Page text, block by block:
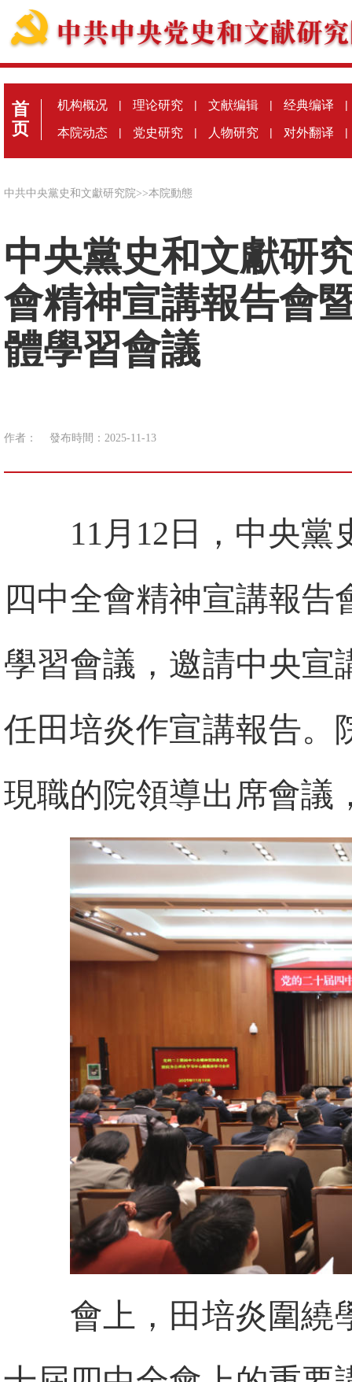
首
页
机构概况 | 理论研究 | 文献编辑 | 经典编译 |
本院动态 | 党史研究 | 人物研究 | 对外翻译 |
中共中央黨史和文獻研究院>>本院動態
中央黨史和文獻研
會精神宣講報告會
體學習會議
作者： 發布時間：2025-11-13
11月12日，中央
四中全會精神宣講報
學習會議，邀請中央宣
任田培炎作宣講報告。
現職的院領導出席會議
會上，田培炎圍繞